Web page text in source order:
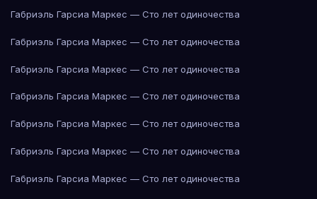
Габриэль Гарсиа Маркес — Сто лет одиночества
Габриэль Гарсиа Маркес — Сто лет одиночества
Габриэль Гарсиа Маркес — Сто лет одиночества
Габриэль Гарсиа Маркес — Сто лет одиночества
Габриэль Гарсиа Маркес — Сто лет одиночества
Габриэль Гарсиа Маркес — Сто лет одиночества
Габриэль Гарсиа Маркес — Сто лет одиночества